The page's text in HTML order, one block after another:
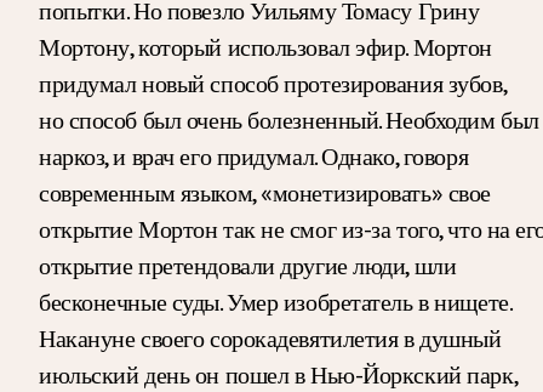
попытки. Но повезло Уильяму Томасу Грину
Мортону, который использовал эфир. Мортон
придумал новый способ протезирования зубов,
но способ был очень болезненный. Необходим был
наркоз, и врач его придумал. Однако, говоря
современным языком, «монетизировать» свое
открытие Мортон так не смог из-за того, что на
открытие претендовали другие люди, шли
бесконечные суды. Умер изобретатель в нищете.
Накануне своего сорокадевятилетия в душный
июльский день он пошел в Нью-Йоркский парк,